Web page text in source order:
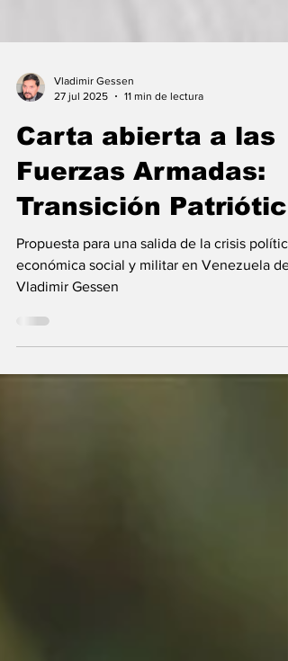
Vladimir Gessen
11 min de lectura
Carta abierta a las
Fuerzas Armadas:
Transición
económica social y militar en Venezuela de
Vladimir Gessen